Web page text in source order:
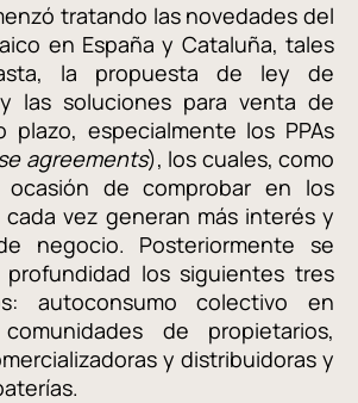
tratando las novedades del
en España y Cataluña, tales
la propuesta de ley de
las soluciones para venta de
plazo, especialmente los PPAs
agreements), los cuales, como
ocasión de comprobar en los
cada vez generan más interés y
negocio. Posteriormente se
los siguientes tres
autoconsumo colectivo en
de propietarios,
y distribuidoras y